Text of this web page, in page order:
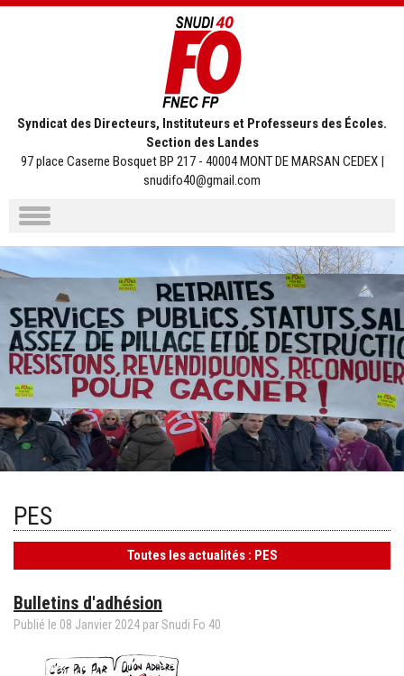
Syndicat des Directeurs, Instituteurs et Professeurs des Écoles.
Section des Landes
97 place Caserne Bosquet BP 217 - 40004 MONT DE MARSAN CEDEX |
snudifo40@gmail.com
Aller
au
contenu
PES
Toutes les actualités : PES
Bulletins d'adhésion
Publié le 08 Janvier 2024 par Snudi Fo 40